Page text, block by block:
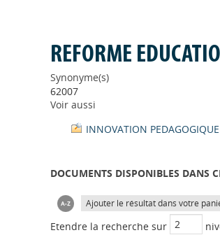
REFORME
Synonyme(s)
62007
Voir aussi
INNOVATION
DOCUMENTS DISPONIBLES DANS
Ajouter le résultat dans votre
Etendre la recherche sur